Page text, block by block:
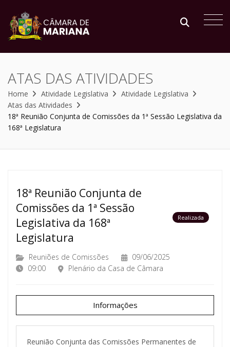
ATAS DAS ATIVIDADES
Home Atividade Legislativa
Atividade Legislativa
Atas das Atividades
18ª Reunião Conjunta de Comissões da 1ª Sessão Legislativa da
168ª Legislatura
18ª Reunião Conjunta de
Comissões da 1ª Sessão
Legislativa da 168ª
Legislatura
Realizada
Reuniões de Comissões
09/06/2025
09:00
Plenário da Casa de Câmara
Informações
Reunião Conjunta das Comissões Permanentes de